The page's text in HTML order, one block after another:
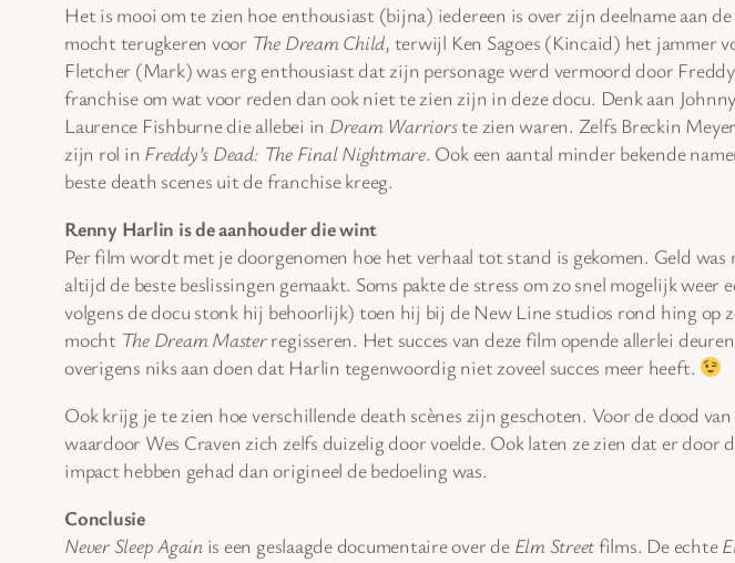
Het is mooi om te zien hoe enthousiast (bijna) iedereen is over zijn deelname aan
mocht terugkeren voor The Dream Child, terwijl Ken Sagoes (Kincaid) het jammer
Fletcher (Mark) was erg enthousiast dat zijn personage werd vermoord door
franchise om wat voor reden dan ook niet te zien zijn in deze docu. Denk aan
Laurence Fishburne die allebei in Dream Warriorste zien waren. Zelfs Breckin
zijn rol in Freddy’s Dead: The Final Nightmare. Ook een aantal minder bekende
beste death scenes uit de franchise kreeg.
Renny Harlin is de aanhouder die wint
Per film wordt met je doorgenomen hoe het verhaal tot stand is gekomen. Geld
altijd de beste beslissingen gemaakt. Soms pakte de stress om zo snel mogelijk weer
volgens de docu stonk hij behoorlijk) toen hij bij de New Line studios rond hing
mocht The Dream Masterregisseren. Het succes van deze film opende allerlei
overigens niks aan doen dat Harlin tegenwoordig niet zoveel succes meer heeft.
Ook krijg je te zien hoe verschillende death scènes zijn geschoten. Voor de dood
waardoor Wes Craven zich zelfs duizelig door voelde. Ook laten ze zien dat er
impact hebben gehad dan origineel de bedoeling was.
Conclusie
Never Sleep Againis een geslaagde documentaire over de Elm Streetfilms. De echte